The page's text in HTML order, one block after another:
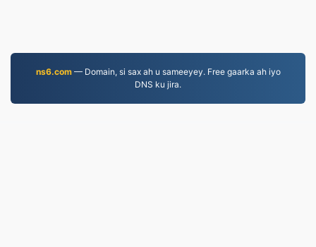
ns6.com— Domain, si sax ah u sameeyey. Free gaarka ah iyo
DNS ku jira.